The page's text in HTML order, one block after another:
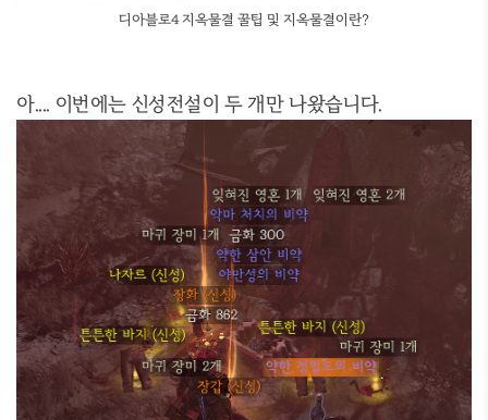
디아블로4 지옥물결 꿀팁 및 지옥물결이란?
아.... 이번에는 신성전설이 두 개만 나왔습니다.